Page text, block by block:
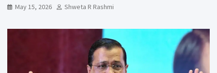
May 15, 2026 Shweta R Rashmi